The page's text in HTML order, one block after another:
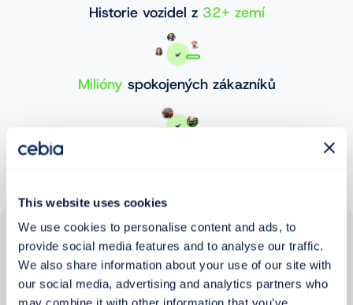
This website uses cookies
We use cookies to personalise content and ads, to
provide social media features and to analyse our traffic.
We also share information about your use of our site with
our social media, advertising and analytics partners who
Historie vozidel z 32+ zemí
Milióny spokojených zákazníků
Zkušenosti zákazníků
Zjistěte, co o našem prověření říkají lidé